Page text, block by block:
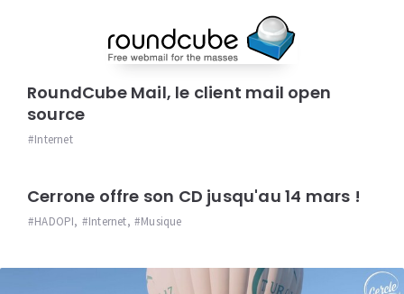
RoundCube Mail, le client mail open
source
Internet
Cerrone offre son CD jusqu'au 14 mars !
HADOPI, Internet, Musique